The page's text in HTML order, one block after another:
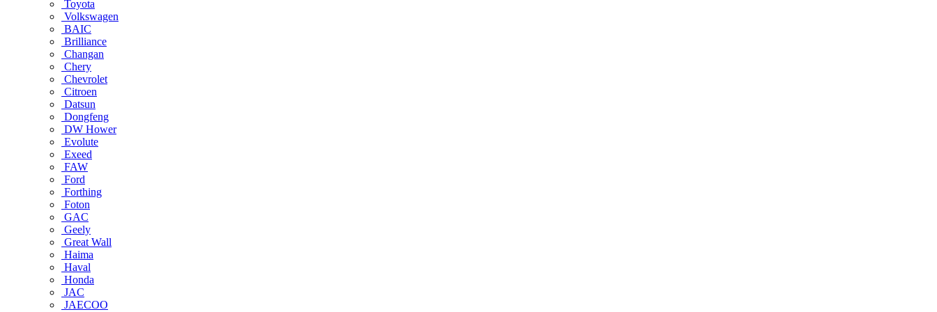
Toyota
Volkswagen
BAIC
Brilliance
Changan
Chery
Chevrolet
Citroen
Datsun
Dongfeng
DW Hower
Evolute
Exeed
FAW
Ford
Forthing
Foton
GAC
Geely
Great Wall
Haima
Haval
Honda
JAC
JAECOO